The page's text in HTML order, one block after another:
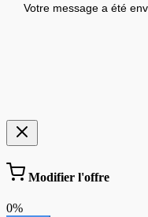
Votre message a été
Modifier l'offre
0%